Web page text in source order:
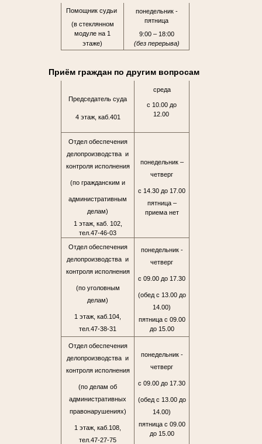
Помощник судьи
(в стеклянном
модуле на 1
этаже)
понедельник -
пятница
9:00 – 18:00
(без перерыва)
Приём граждан по другим вопросам
Председатель суда
4 этаж, каб.401
среда
с 10.00 до
12.00
Отдел обеспечения
делопроизводства и
контроля исполнения
(по гражданским и
административным
делам)
1 этаж, каб. 102,
тел.47-46-03
понедельник –
четверг
с 14.30 до 17.00
пятница –
приема нет
Отдел обеспечения
делопроизводства и
контроля исполнения
(по уголовным
делам)
1 этаж, каб.104,
тел.47-38-31
понедельник -
четверг
с 09.00 до 17.30
(обед с 13.00 до
14.00)
пятница с 09.00
до 15.00
Отдел обеспечения
делопроизводства и
контроля исполнения
(по делам об
административных
правонарушениях)
1 этаж, каб.108,
тел.47-27-75
понедельник -
четверг
с 09.00 до 17.30
(обед с 13.00 до
14.00)
пятница с 09.00
до 15.00